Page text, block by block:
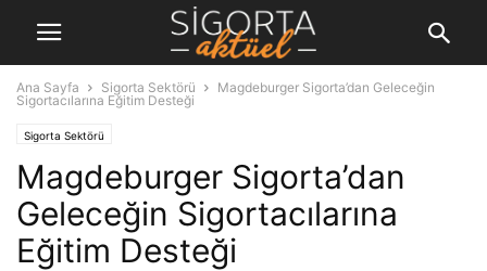
Ana Sayfa Sigorta Sektörü
Magdeburger Sigorta’dan Geleceğin
Sigortacılarına Eğitim Desteği
Sigorta Sektörü
Magdeburger Sigorta’dan
Geleceğin Sigortacılarına
Eğitim Desteği